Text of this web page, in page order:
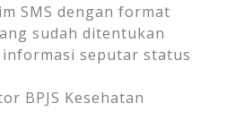
SMS dengan format
sudah ditentukan
seputar status
BPJS Kesehatan